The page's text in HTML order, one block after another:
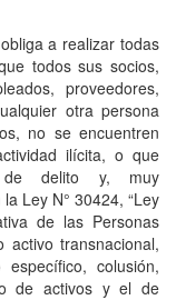
a realizar todas
todos sus socios,
proveedores,
otra persona
no se encuentren
ilícita, o que
de delito y, muy
Ley N° 30424, “Ley
de las Personas
activo transnacional,
colusión,
de activos y el de